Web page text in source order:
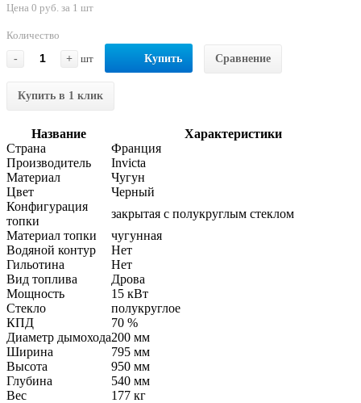
Цена 0 руб. за 1 шт
Количество
-
+ шт Купить Сравнение
Купить в 1 клик
Название
Характеристики
Страна
Франция
Производитель
Invicta
Материал
Чугун
Цвет
Черный
Конфигурация
топки
закрытая с полукруглым стеклом
Материал топки
чугунная
Водяной контур
Нет
Гильотина
Нет
Вид топлива
Дрова
Мощность
15 кВт
Стекло
полукруглое
КПД
70 %
Диаметр дымохода200 мм
Ширина
795 мм
Высота
950 мм
Глубина
540 мм
Вес
177 кг